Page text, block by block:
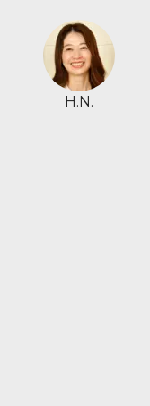
H.N.